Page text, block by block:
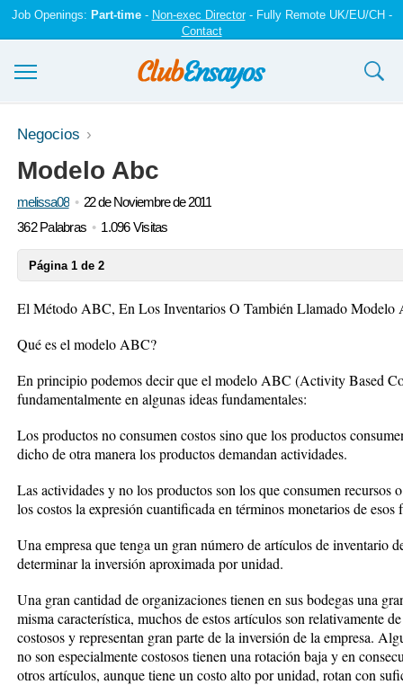
Job Openings: Part-time- Non-exec Director- Fully Remote UK/EU/CH -
Contact
Ensayos y trabajos
Registrarse
Iniciar sesión
Negocios
Modelo Abc
melissa08
22 de Noviembre de 2011
362 Palabras
1.096 Visitas
Página 1 de 2
El Método ABC, En Los Inventarios O También Llamado Modelo
Qué es el modelo ABC?
En principio podemos decir que el modelo ABC (Activity Based
fundamentalmente en algunas ideas fundamentales:
Los productos no consumen costos sino que los productos
dicho de otra manera los productos demandan actividades.
Las actividades y no los productos son los que consumen recursos
los costos la expresión cuantificada en términos monetarios de esos
Una empresa que tenga un gran número de artículos de inventario
determinar la inversión aproximada por unidad.
Una gran cantidad de organizaciones tienen en sus bodegas una
misma característica, muchos de estos artículos son relativamente
costosos y representan gran parte de la inversión de la empresa.
no son especialmente costosos tienen una rotación baja y en
otros artículos, aunque tiene un costo alto por unidad, rotan con